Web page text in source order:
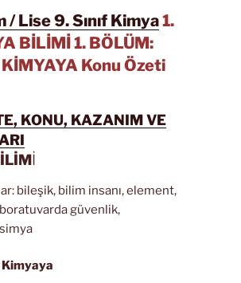
Lise 9. Sınıf Kimya1.
BİLİMİ 1. BÖLÜM:
Konu Özeti
KONU, KAZANIM VE
İ
bileşik, bilim insanı, element,
güvenlik,
Kimyaya